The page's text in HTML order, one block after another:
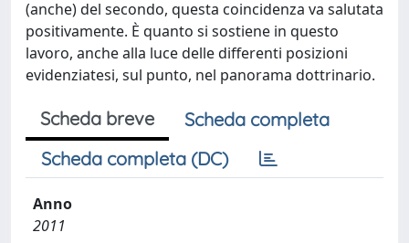
(anche) del secondo, questa coincidenza va salutata
positivamente. È quanto si sostiene in questo
lavoro, anche alla luce delle differenti posizioni
evidenziatesi, sul punto, nel panorama dottrinario.
Scheda breve
Scheda completa
Scheda completa (DC)
Anno
2011